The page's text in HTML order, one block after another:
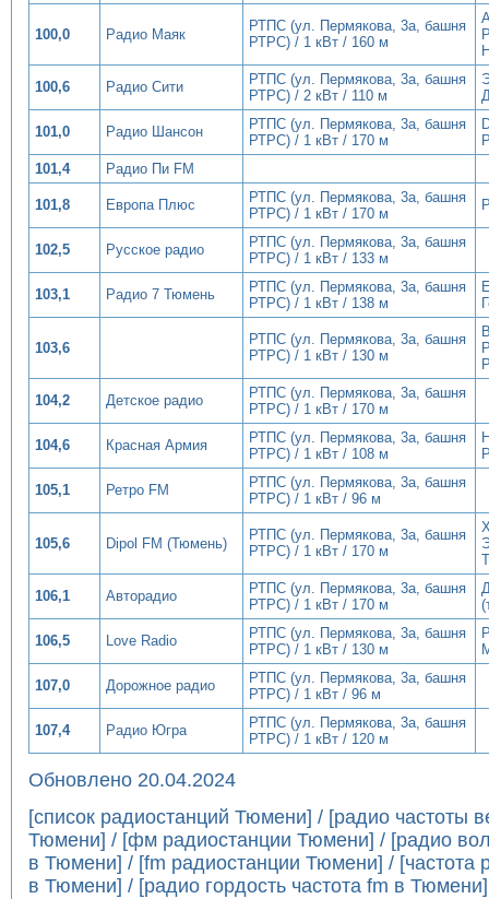
100,0 Радио Маяк
РТПС (ул. Пермякова, 3а, башня
РТРС) / 1 кВт / 160 м
100,6 Радио Сити
РТПС (ул. Пермякова, 3а, башня
РТРС) / 2 кВт / 110 м
101,0 Радио Шансон
РТПС (ул. Пермякова, 3а, башня
РТРС) / 1 кВт / 170 м
101,4
Радио Пи FM
101,8 Европа Плюс
РТПС (ул. Пермякова, 3а, башня
РТРС) / 1 кВт / 170 м
102,5 Русское радио
РТПС (ул. Пермякова, 3а, башня
РТРС) / 1 кВт / 133 м
103,1 Радио 7 Тюмень
РТПС (ул. Пермякова, 3а, башня
РТРС) / 1 кВт / 138 м
103,6
РТПС (ул. Пермякова, 3а, башня
РТРС) / 1 кВт / 130 м
104,2 Детское радио
РТПС (ул. Пермякова, 3а, башня
РТРС) / 1 кВт / 170 м
104,6 Красная Армия
РТПС (ул. Пермякова, 3а, башня
РТРС) / 1 кВт / 108 м
105,1 Ретро FM
РТПС (ул. Пермякова, 3а, башня
РТРС) / 1 кВт / 96 м
105,6 Dipol FM (Тюмень)
РТПС (ул. Пермякова, 3а, башня
РТРС) / 1 кВт / 170 м
106,1 Авторадио
РТПС (ул. Пермякова, 3а, башня
РТРС) / 1 кВт / 170 м
106,5 Love Radio
РТПС (ул. Пермякова, 3а, башня
РТРС) / 1 кВт / 130 м
107,0 Дорожное радио
РТПС (ул. Пермякова, 3а, башня
РТРС) / 1 кВт / 96 м
107,4 Радио Югра
РТПС (ул. Пермякова, 3а, башня
РТРС) / 1 кВт / 120 м
Обновлено 20.04.2024
[список радиостанций Тюмени] / [радио частоты
Тюмени] / [фм радиостанции Тюмени] / [радио
в Тюмени] / [fm радиостанции Тюмени] / [частота
в Тюмени] / [радио гордость частота fm в Тюмени]